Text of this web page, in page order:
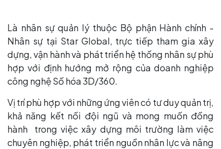
Là nhân sự quản lý thuộc Bộ phận Hành chính -
Nhân sự tại Star Global, trực tiếp tham gia xây
dựng, vận hành và phát triển hệ thống nhân sự phù
hợp với định hướng mở rộng của doanh nghiệp
công nghệ Số hóa 3D/360.
Vị trí phù hợp với những ứng viên có tư duy quản trị,
khả năng kết nối đội ngũ và mong muốn đồng
hành trong việc xây dựng môi trường làm việc
chuyên nghiệp, phát triển nguồn nhân lực và nâng